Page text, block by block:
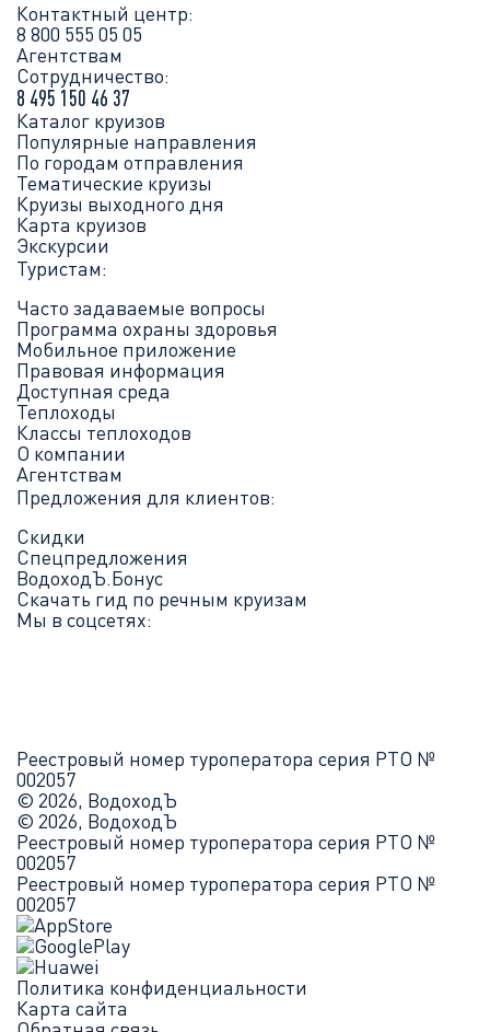
Контактный центр:
8 800 555 05 05
Агентствам
Сотрудничество:
8 495 150 46 37
Каталог круизов
Популярные направления
По городам отправления
Тематические круизы
Круизы выходного дня
Карта круизов
Экскурсии
Туристам:
Часто задаваемые вопросы
Программа охраны здоровья
Мобильное приложение
Правовая информация
Доступная среда
Теплоходы
Классы теплоходов
О компании
Агентствам
Предложения для клиентов:
Скидки
Спецпредложения
ВодоходЪ.Бонус
Скачать гид по речным круизам
Мы в соцсетях:
Реестровый номер туроператора серия РТО №
002057
© 2026, ВодоходЪ
© 2026, ВодоходЪ
Реестровый номер туроператора серия РТО №
002057
Реестровый номер туроператора серия РТО №
002057
Политика конфиденциальности
Карта сайта